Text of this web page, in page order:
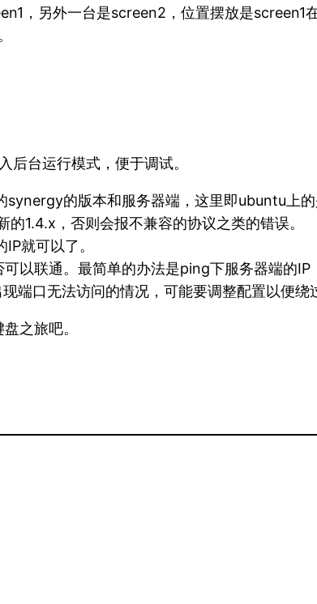
，另外一台是screen2，位置摆放是
台运行模式，便于调试。
的版本和服务器端，这里即ubuntu上
1.4.x，否则会报不兼容的协议之类的错误。
就可以了。
以联通。最简单的办法是ping下服务器端的IP
口无法访问的情况，可能要调整配置以便绕
之旅吧。